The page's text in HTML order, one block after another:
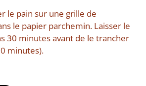
le pain sur une grille de
le papier parchemin. Laisser le
30 minutes avant de le trancher
minutes).